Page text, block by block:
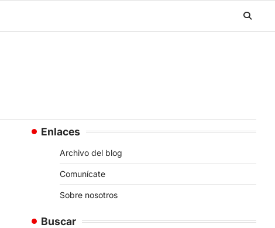
Enlaces
Archivo del blog
Comunícate
Sobre nosotros
Buscar